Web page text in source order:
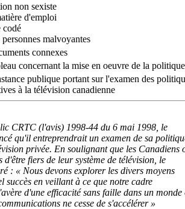
non sexiste
d'emploi
malvoyantes
connexes
concernant la mise en oeuvre de la politique
publique portant sur l'examen des
à la télévision canadienne
CRTC (l'avis) 1998-44 du 6 mai 1998, le
qu'il entreprendrait un examen de sa
privée. En soulignant que les Canadiens
d'être fiers de leur système de télévision, le
: « Nous devons explorer les divers moyens
succès en veillant à ce que notre cadre
d'une efficacité sans faille dans un monde
ne cesse de s'accélérer »